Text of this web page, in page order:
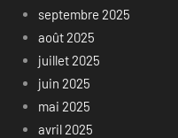
septembre 2025
août 2025
juillet 2025
juin 2025
mai 2025
avril 2025